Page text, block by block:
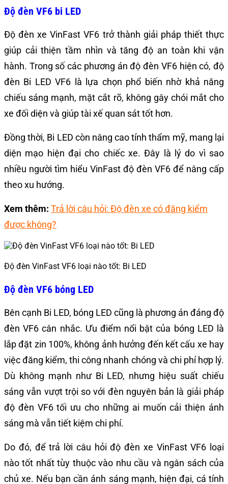
Độ đèn VF6 bi LED
Độ đèn xe VinFast VF6 trở thành giải pháp thiết thực
giúp cải thiện tầm nhìn và tăng độ an toàn khi vận
hành. Trong số các phương án độ đèn VF6 hiện có, độ
đèn Bi LED VF6 là lựa chọn phổ biến nhờ khả năng
chiếu sáng mạnh, mặt cắt rõ, không gây chói mắt cho
xe đối diện và giúp tài xế quan sát tốt hơn.
Đồng thời, Bi LED còn nâng cao tính thẩm mỹ, mang lại
diện mạo hiện đại cho chiếc xe. Đây là lý do vì sao
nhiều người tìm hiểu VinFast độ đèn VF6 để nâng cấp
theo xu hướng.
Xem thêm: Trả lời câu hỏi: Độ đèn xe có đăng kiểm
được không?
Độ đèn VinFast VF6 loại nào tốt: Bi LED
Độ đèn VF6 bóng LED
Bên cạnh Bi LED, bóng LED cũng là phương án đáng độ
đèn VF6 cân nhắc. Ưu điểm nổi bật của bóng LED là
lắp đặt zin 100%, không ảnh hưởng đến kết cấu xe hay
việc đăng kiểm, thi công nhanh chóng và chi phí hợp lý.
Dù không mạnh như Bi LED, nhưng hiệu suất chiếu
sáng vẫn vượt trội so với đèn nguyên bản là giải pháp
độ đèn VF6 tối ưu cho những ai muốn cải thiện ánh
sáng mà vẫn tiết kiệm chi phí.
Do đó, để trả lời câu hỏi độ đèn xe VinFast VF6 loại
nào tốt nhất tùy thuộc vào nhu cầu và ngân sách của
chủ xe. Nếu bạn cần ánh sáng mạnh, hiện đại, cá tính